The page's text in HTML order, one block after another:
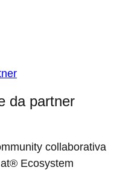
da partner
collaborativa
Ecosystem